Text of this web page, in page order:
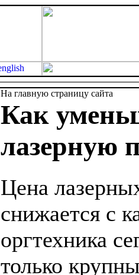
На главную страницу сайта
Как
лазерную
Цена
снижается с
оргтехника
только